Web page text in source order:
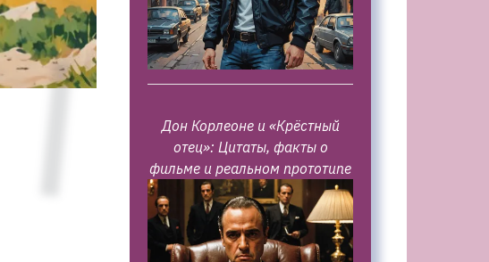
Дон Корлеоне и «Крёстный
отец»: Цитаты, факты о
фильме и реальном прототипе